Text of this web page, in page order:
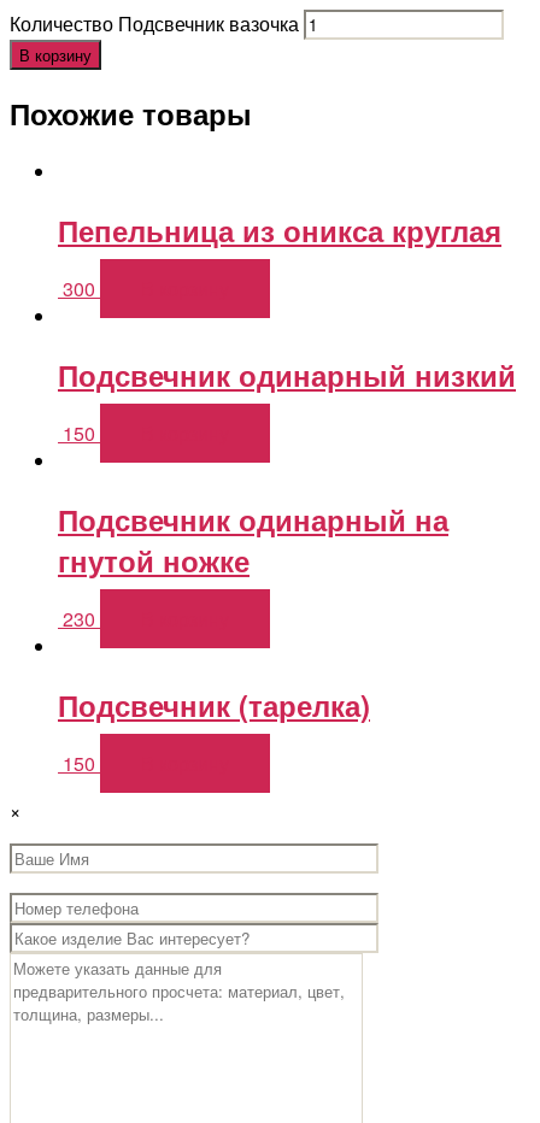
Количество Подсвечник вазочка
В корзину
Похожие товары
Пепельница из оникса круглая
300
Подсвечник одинарный низкий
150
Подсвечник одинарный на
гнутой ножке
230
Подсвечник (тарелка)
150
×